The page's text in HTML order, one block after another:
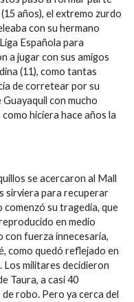
años), el extremo zurdo
con su hermano
Española para
a jugar con sus amigos
(11), como tantas
de corretear por su
con mucho
hiciera hace años la
se acercaron al Mall
sirviera para recuperar
comenzó su tragedia, que
en medio
con fuerza innecesaria,
como quedó reflejado en
Los militares decidieron
Taura, a casi 40
robo. Pero ya cerca del